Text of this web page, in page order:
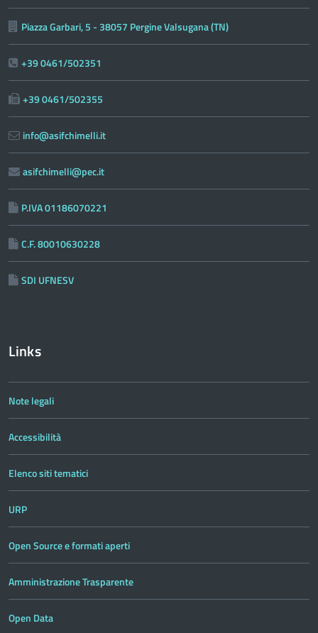
Piazza Garbari, 5 - 38057 Pergine Valsugana (TN)
+39 0461/502351
+39 0461/502355
info@asifchimelli.it
asifchimelli@pec.it
P.IVA 01186070221
C.F. 80010630228
SDI UFNESV
Links
Note legali
Accessibilità
Elenco siti tematici
URP
Open Source e formati aperti
Amministrazione Trasparente
Open Data